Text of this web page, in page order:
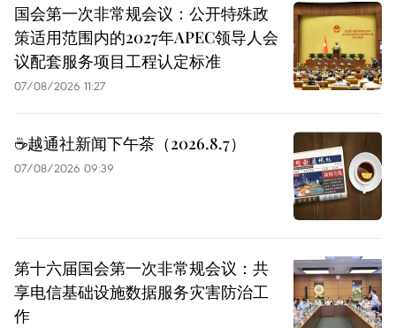
国会第一次非常规会议：公开特殊政
策适用范围内的2027年APEC领导人会
议配套服务项目工程认定标准
07/08/2026 11:27
☕️越通社新闻下午茶（2026.8.7）
07/08/2026 09:39
第十六届国会第一次非常规会议：共
享电信基础设施数据服务灾害防治工
作